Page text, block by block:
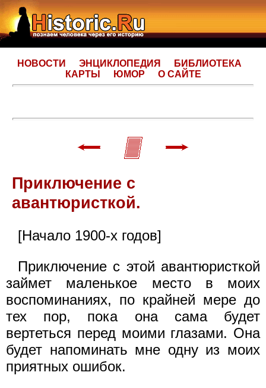
НОВОСТИ ЭНЦИКЛОПЕДИЯ
БИБЛИОТЕКА
КАРТЫ
ЮМОР О САЙТЕ
Приключение с
авантюристкой.
[Начало 1900-х годов]
Приключение с этой авантюристкой
займет маленькое место в моих
воспоминаниях, по крайней мере до
тех пор, пока она сама будет
вертеться перед моими глазами. Она
будет напоминать мне одну из моих
приятных ошибок.